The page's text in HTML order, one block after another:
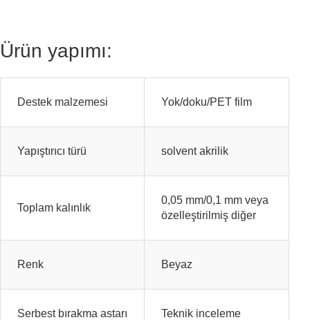
Ürün yapımı:
Destek malzemesi Yok/doku/PET film
Yapıştırıcı türü solvent akrilik
Toplam kalınlık
0,05 mm/0,1 mm veya
özelleştirilmiş diğer
Renk Beyaz
Serbest bırakma astarı Teknik inceleme